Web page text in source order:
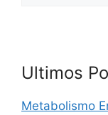
Ultimos
Metabolismo